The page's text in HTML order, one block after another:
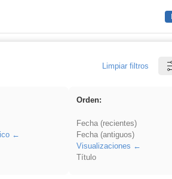
Limpiar filtros
Orden:
Fecha (recientes)
Fecha (antiguos)
Visualizaciones
Título